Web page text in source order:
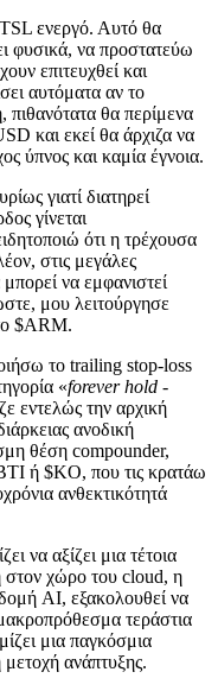
ενεργό. Αυτό θα
φυσικά, να προστατεύω
επιτευχθεί και
αυτόματα αν το
πιθανότατα θα περίμενα
και εκεί θα άρχιζα να
ύπνος και καμία έγνοια.
γιατί διατηρεί
γίνεται
ότι η τρέχουσα
στις μεγάλες
μπορεί να εμφανιστεί
μου λειτούργησε
$ARM.
το trailing stop-loss
«forever hold -
εντελώς την αρχική
ανοδική
θέση compounder,
ή $KO, που τις κρατάω
ανθεκτικότητά
να αξίζει μια τέτοια
στον χώρο του cloud, η
AI, εξακολουθεί να
τεράστια
μια παγκόσμια
ανάπτυξης.